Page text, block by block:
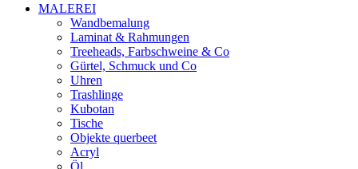
MALEREI
Wandbemalung
Laminat & Rahmungen
Treeheads, Farbschweine & Co
Gürtel, Schmuck und Co
Uhren
Trashlinge
Kubotan
Tische
Objekte querbeet
Acryl
Öl